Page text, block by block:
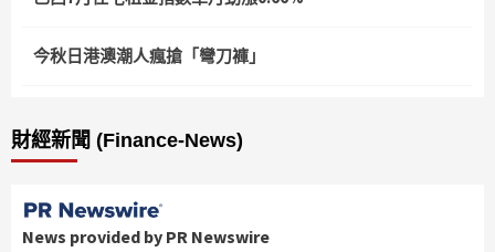
今秋日港澳潮人瘋搶「彎刀褲」
財經新聞 (Finance-News)
News provided by PR Newswire